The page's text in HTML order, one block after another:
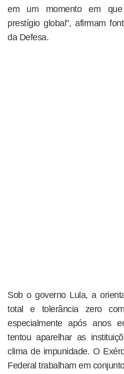
em um momento em
prestígio global", afirmam
da Defesa.
Sob o governo Lula, a
total e tolerância zero
especialmente após anos
tentou aparelhar as
clima de impunidade. O
Federal trabalham em